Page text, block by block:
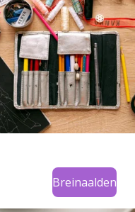
Breinaalden